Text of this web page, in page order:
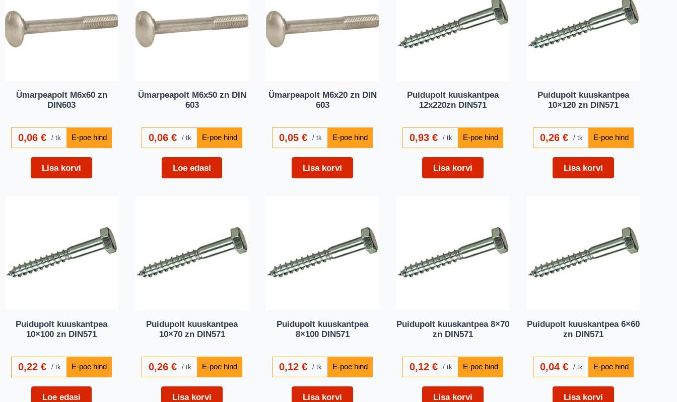
Ümarpeapolt M6x60 zn
DIN603
0,06€ tk
Lisa korvi
Ümarpeapolt M6x50 zn DIN
603
0,06€ tk
Loe edasi
Ümarpeapolt M6x20 zn DIN
603
0,05€ tk
Lisa korvi
Puidupolt kuuskantpea
12x220zn DIN571
0,93€ tk
Lisa korvi
Puidupolt kuuskantpea
10×120 zn DIN571
0,26€ tk
Lisa korvi
Puidupolt kuuskantpea
10×100 zn DIN571
0,22€ tk
Loe edasi
Puidupolt kuuskantpea
10×70 zn DIN571
0,26€ tk
Lisa korvi
Puidupolt kuuskantpea
8×100 DIN571
0,12€ tk
Lisa korvi
Puidupolt kuuskantpea 8×70
zn DIN571
0,12€ tk
Lisa korvi
Puidupolt kuuskantpea 6×60
zn DIN571
0,04€ tk
Lisa korvi